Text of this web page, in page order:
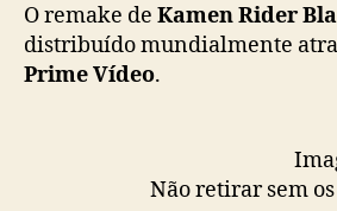
O remake de Kamen Rider
distribuído mundialmente
Prime Vídeo.
Não retirar sem